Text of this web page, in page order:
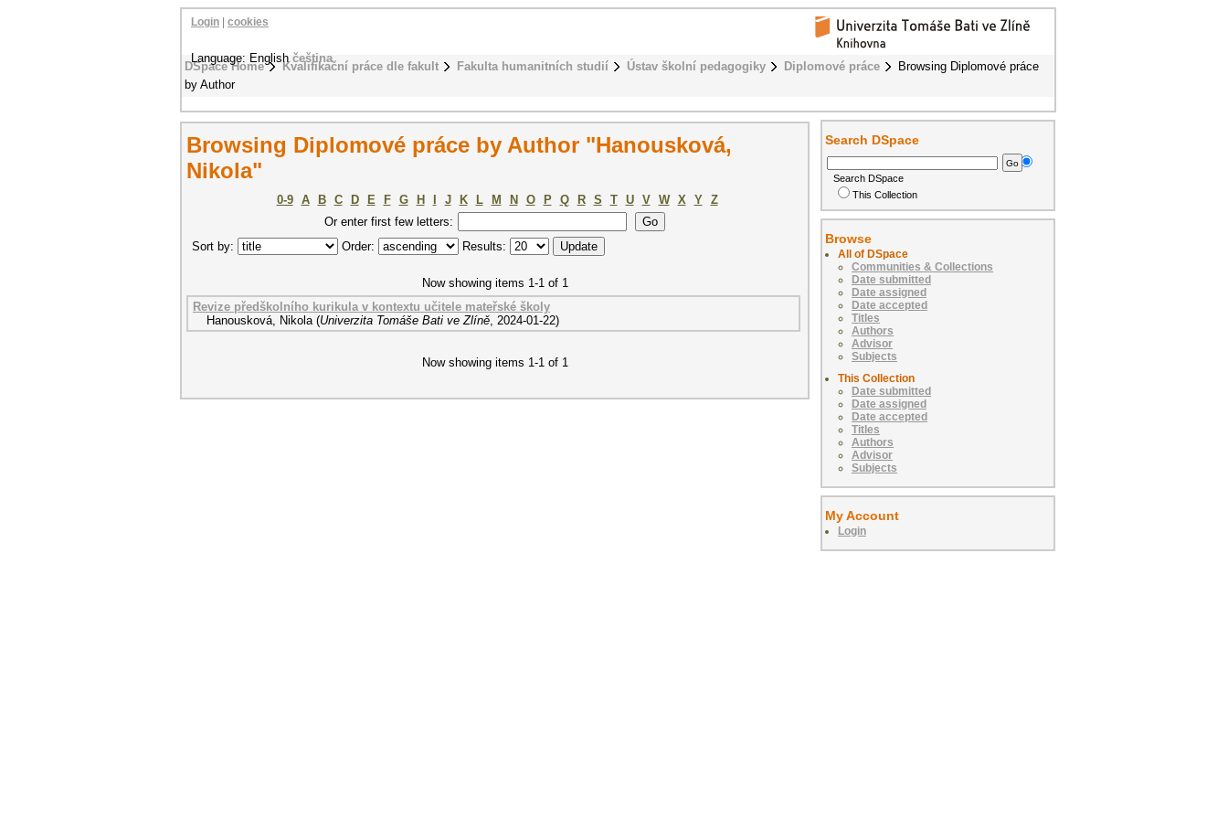
DSpace Home Kvalifikační práce dle fakult Fakulta humanitních studií Ústav školní pedagogiky Diplomové práce
Browsing Diplomové práce
by Author
Login cookies
Language: Englishčeština
Browsing Diplomové práce by Author "Hanousková,
Nikola"
0-9 A B C D E F G H J K L M N O P Q R S T U V W X Y
Z
Or enter first few letters:
Sort by:
Order: Results:
Now showing items 1-1 of 1
Revize předškolního kurikula v kontextu učitele mateřské školy
Hanousková, Nikola (Univerzita Tomáše Bati ve Zlíně, 2024-01-22)
Now showing items 1-1 of 1
Search DSpace
Search DSpace
This Collection
Browse
All of DSpace
Communities & Collections
Date submitted
Date assigned
Date accepted
Titles
Authors
Advisor
Subjects
This Collection
Date submitted
Date assigned
Date accepted
Titles
Authors
Advisor
Subjects
My Account
Login